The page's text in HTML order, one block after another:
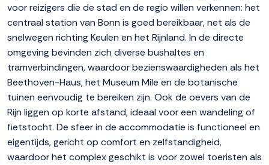
voor reizigers die de stad en de regio willen verkennen: het
centraal station van Bonn is goed bereikbaar, net als de
snelwegen richting Keulen en het Rijnland. In de directe
omgeving bevinden zich diverse bushaltes en
tramverbindingen, waardoor bezienswaardigheden als het
Beethoven-Haus, het Museum Mile en de botanische
tuinen eenvoudig te bereiken zijn. Ook de oevers van de
Rijn liggen op korte afstand, ideaal voor een wandeling of
fietstocht. De sfeer in de accommodatie is functioneel en
eigentijds, gericht op comfort en zelfstandigheid,
waardoor het complex geschikt is voor zowel toeristen als